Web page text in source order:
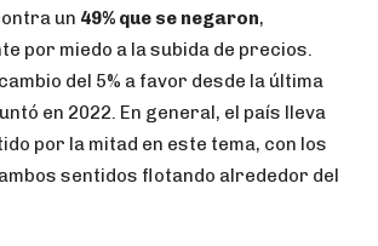
un 49% que se negaron,
por miedo a la subida de precios.
del 5% a favor desde la última
en 2022. En general, el país lleva
por la mitad en este tema, con los
sentidos flotando alrededor del